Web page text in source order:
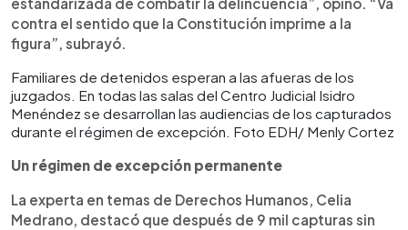
contra el sentido que la Constitución imprime a la
figura”, subrayó.
Familiares de detenidos esperan a las afueras de los
juzgados. En todas las salas del Centro Judicial Isidro
Menéndez se desarrollan las audiencias de los capturados
durante el régimen de excepción. Foto EDH/ Menly Cortez
Un régimen de excepción permanente
La experta en temas de Derechos Humanos, Celia
Medrano, destacó que después de 9 mil capturas sin